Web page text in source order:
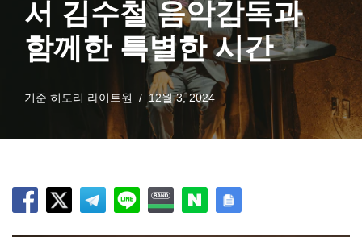
서 김수철 음악감독과
함께한 특별한 시간
기준 히도리 라이트원 12월 3, 2024